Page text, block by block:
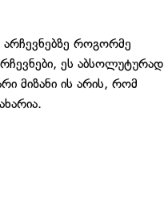
არჩევნებზე როგორმე
ეს აბსოლუტურად
მიზანი ის არის, რომ